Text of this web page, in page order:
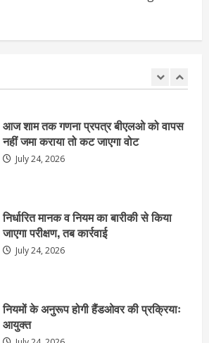
निर्धारित मानक व नियम का बारीकी से किया
जाएगा परीक्षण, तब कार्रवाई
July 24, 2026
नियमों के अनुरूप होगी हैंडओवर की प्रक्रियाः
आयुक्त
July 24, 2026
हाई-रिस्क इमारतों के ओसी में बड़ा बदलाव,
निजीविशेषज्ञों की रिपोर्ट पर भी मिलेगा
प्रमाणपत्र